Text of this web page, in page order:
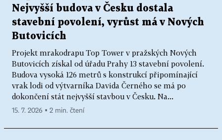
Nejvyšší budova v Česku dostala
stavební povolení, vyrůst má v Nových
Butovicích
Projekt mrakodrapu Top Tower v pražských Nových
Butovicích získal od úřadu Prahy 13 stavební povolení.
Budova vysoká 126 metrů s konstrukcí připomínající
vrak lodi od výtvarníka Davida Černého se má po
dokončení stát nejvyšší stavbou v Česku. Na...
15. 7. 2026 ▪ 2 min. čtení